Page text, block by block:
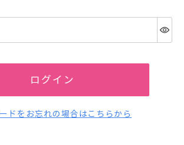
ログイン
ドをお忘れの場合はこちらから